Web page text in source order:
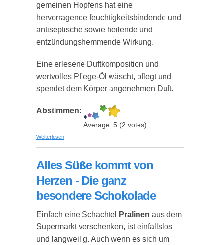
gemeinen Hopfens hat eine
hervorragende feuchtigkeitsbindende und
antiseptische sowie heilende und
entzündungshemmende Wirkung.
Eine erlesene Duftkomposition und
wertvolles Pflege-Öl wäscht, pflegt und
spendet dem Körper angenehmen Duft.
Abstimmen:
Average: 5 (2 votes)
Weiterlesen über 3-teiliges Geschenkset für Männer - Bier
Alles Süße kommt von
Herzen - Die ganz
besondere Schokolade
Einfach eine Schachtel Pralinen aus dem
Supermarkt verschenken, ist einfallslos
und langweilig. Auch wenn es sich um